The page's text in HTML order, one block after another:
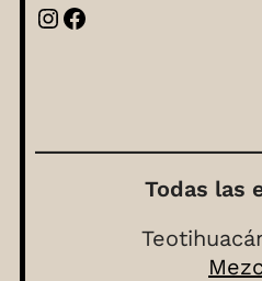
InstagramFacebook
Todas las